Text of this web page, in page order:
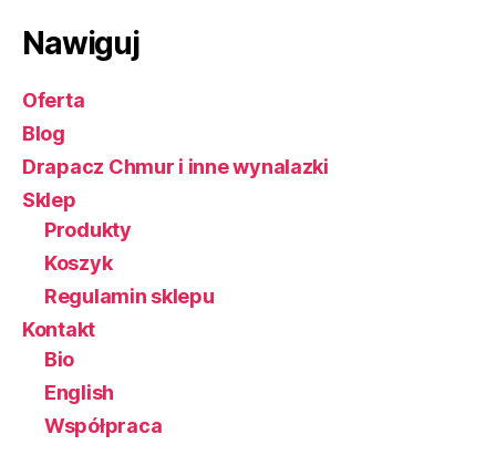
Nawiguj
Oferta
Blog
Drapacz Chmur i inne wynalazki
Sklep
Produkty
Koszyk
Regulamin sklepu
Kontakt
Bio
English
Współpraca